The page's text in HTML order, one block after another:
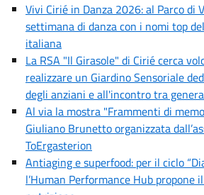
Vivi Cirié in Danza 2026: al Parco di
settimana di danza con i nomi top
italiana
La RSA "Il Girasole" di Cirié cerca
realizzare un Giardino Sensoriale
degli anziani e all'incontro tra
Al via la mostra "Frammenti di
Giuliano Brunetto organizzata
ToErgasterion
Antiaging e superfood: per il ciclo
l’Human Performance Hub propone